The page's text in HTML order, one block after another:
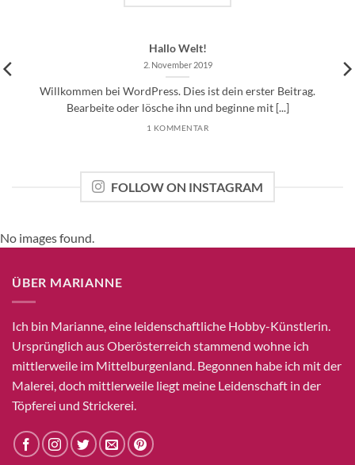
Hallo Welt!
2. November 2019
Willkommen bei WordPress. Dies ist dein erster Beitrag.
Bearbeite oder lösche ihn und beginne mit [...]
1 KOMMENTAR
FOLLOW ON INSTAGRAM
No images found.
ÜBER MARIANNE
Ich bin Marianne, eine leidenschaftliche Hobby-Künstlerin.
Ursprünglich aus Oberösterreich stammend wohne ich
mittlerweile im Mittelburgenland. Begonnen habe ich mit der
Malerei, doch mittlerweile liegt meine Leidenschaft in der
Töpferei und Strickerei.